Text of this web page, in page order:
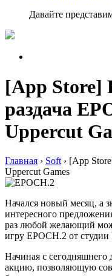
Давайте
[App Store]
раздача
Uppercut
Главная › Soft › [App
Uppercut Games
Начался новый месяц, а
интересного
раз любой желающий
игру EPOCH.2 от студии
Начиная с сегодняшнего
акцию, позволяющую